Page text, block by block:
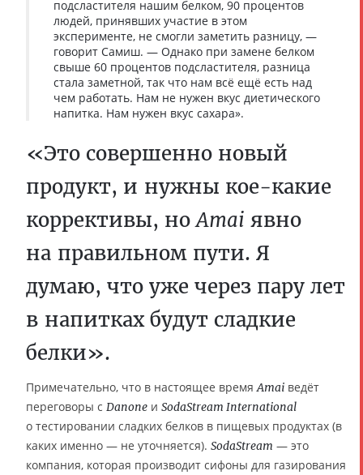
подсластителя нашим белком, 90 процентов
людей, принявших участие в этом
эксперименте, не смогли заметить разницу, —
говорит Самиш. — Однако при замене белком
свыше 60 процентов подсластителя, разница
стала заметной, так что нам всё ещё есть над
чем работать. Нам не нужен вкус диетического
напитка. Нам нужен вкус сахара».
«Это совершенно новый
продукт, и нужны кое-какие
коррективы, ноAmai явно
на правильном пути. Я
думаю, что уже через пару лет
в напитках будут сладкие
белки».
Примечательно, что в настоящее время Amai ведёт
переговоры с Danone и SodaStream International
о тестировании сладких белков в пищевых продуктах (в
каких именно — не уточняется). SodaStream — это
компания, которая производит сифоны для газирования